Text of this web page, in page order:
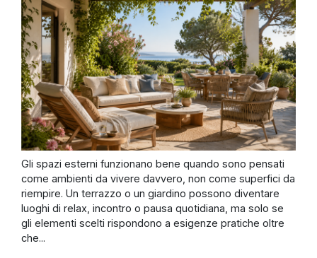
Gli spazi esterni funzionano bene quando sono pensati
come ambienti da vivere davvero, non come superfici da
riempire. Un terrazzo o un giardino possono diventare
luoghi di relax, incontro o pausa quotidiana, ma solo se
gli elementi scelti rispondono a esigenze pratiche oltre
che...